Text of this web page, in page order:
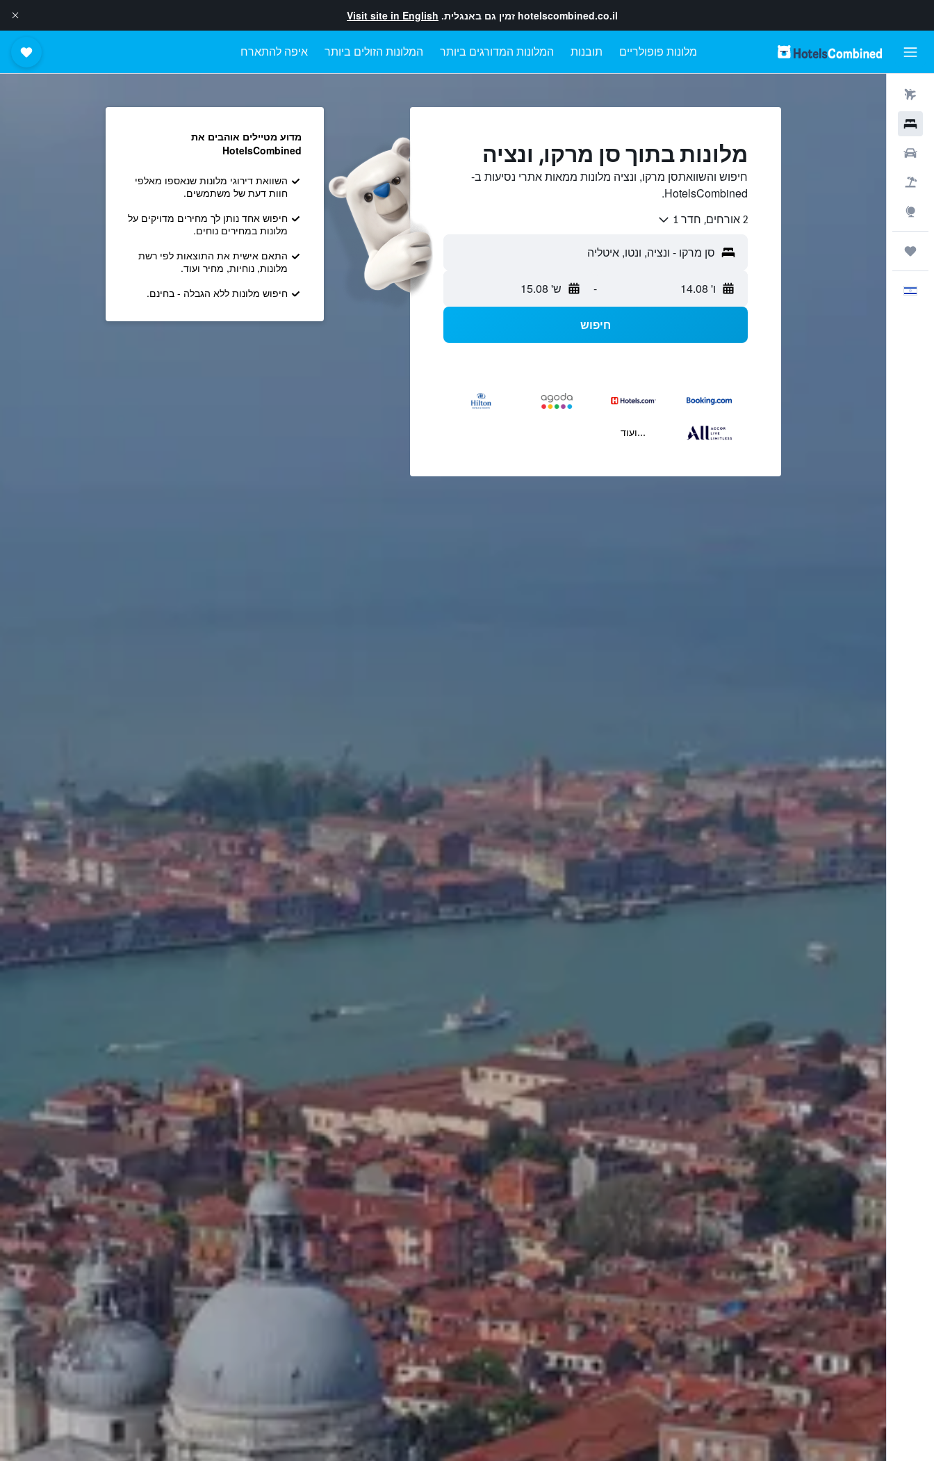
hotelscombined.co.il זמין גם באנגלית. Visit site in English
מלונות פופולריים תובנות המלונות המדורגים ביותר המלונות הזולים ביותר איפה להתארח
מלונות בתוך סן מרקו, ונציה
חיפוש והשוואתסן מרקו, ונציה מלונות ממאות אתרי נסיעות ב-
HotelsCombined.
2 אורחים, חדר 1
ו' 14.08 - ש' 15.08
חיפוש
...ועוד
מדוע מטיילים אוהבים את
HotelsCombined
השוואת דירוגי מלונות שנאספו מאלפי
חוות דעת של משתמשים.
חיפוש אחד נותן לך מחירים מדויקים על
מלונות במחירים נוחים.
התאם אישית את התוצאות לפי רשת
מלונות, נוחיות, מחיר ועוד.
חיפוש מלונות ללא הגבלה - בחינם.